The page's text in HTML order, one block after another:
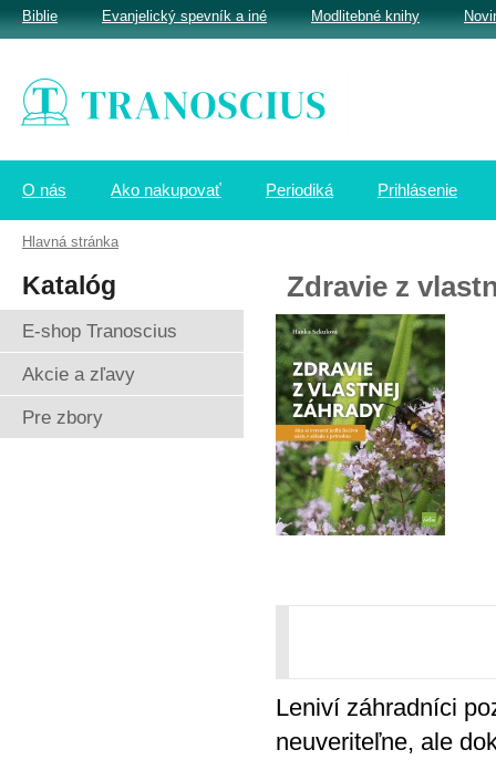
O nás Ako nakupovať Periodiká Prihlásenie
Zdravie z
Leniví záhradníci
neuveriteľne, ale
Katalóg
E-shop Tranoscius
Akcie a zľavy
Pre zbory
Biblie Evanjelický spevník a iné Modlitebné knihy
Hlavná stránka